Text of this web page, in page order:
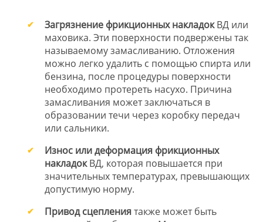
Загрязнение фрикционных накладокВД или
маховика. Эти поверхности подвержены так
называемому замасливанию. Отложения
можно легко удалить с помощью спирта или
бензина, после процедуры поверхности
необходимо протереть насухо. Причина
замасливания может заключаться в
образовании течи через коробку передач
или сальники.
Износ или деформация фрикционных
накладокВД, которая повышается при
значительных температурах, превышающих
допустимую норму.
Привод сцеплениятакже может быть